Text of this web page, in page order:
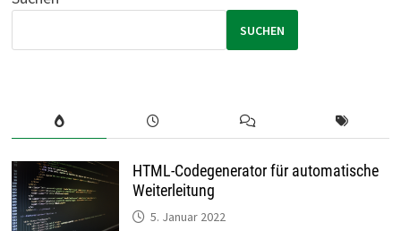
SUCHEN
HTML-Codegenerator für automatische
Weiterleitung
5. Januar 2022